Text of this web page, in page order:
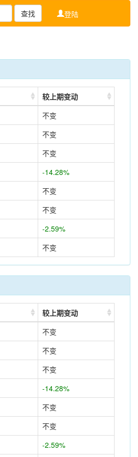
登陆
查找
较上期变动
不变
不变
不变
-14.28%
不变
不变
-2.59%
不变
较上期变动
不变
不变
不变
-14.28%
不变
不变
-2.59%